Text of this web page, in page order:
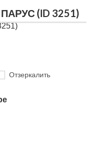
(ID 3251)
Отзеркалить